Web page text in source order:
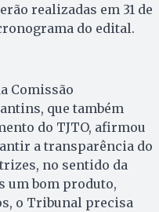
realizadas em 31 de
do edital.
Comissão
que também
do TJTO, afirmou
a transparência do
no sentido da
um bom produto,
o Tribunal precisa